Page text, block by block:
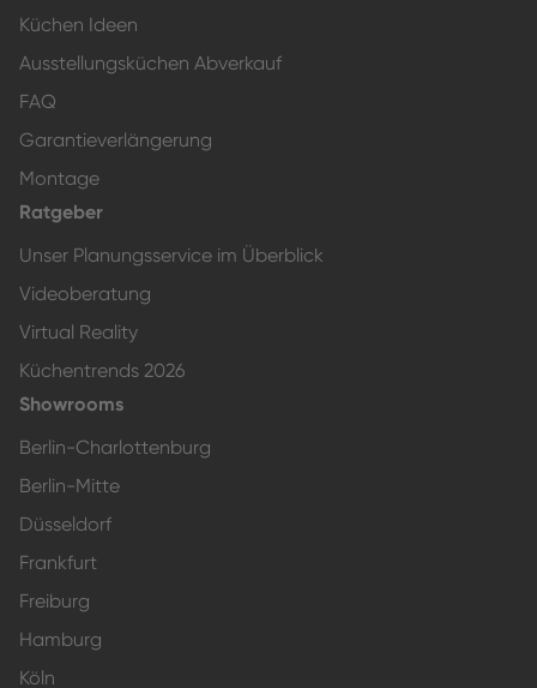
Küchen Ideen
Ausstellungsküchen Abverkauf
FAQ
Garantieverlängerung
Montage
Ratgeber
Unser Planungsservice im Überblick
Videoberatung
Virtual Reality
Küchentrends 2026
Showrooms
Berlin-Charlottenburg
Berlin-Mitte
Düsseldorf
Frankfurt
Freiburg
Hamburg
Köln